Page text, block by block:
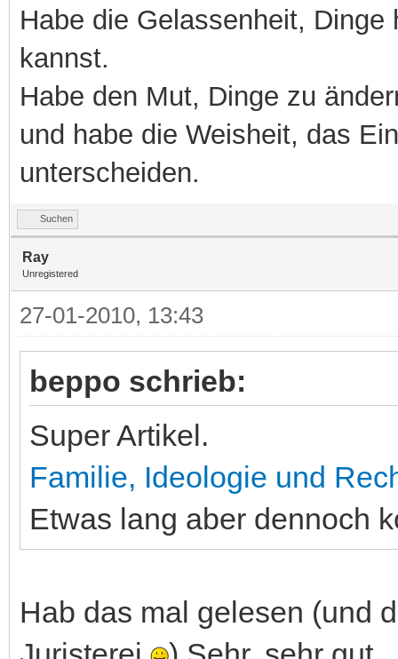
Habe die Gelassenheit,
kannst.
Habe den Mut, Dinge zu
und habe die Weisheit, das
unterscheiden.
Suchen
Ray
Unregistered
27-01-2010, 13:43
beppo schrieb:
Super Artikel.
Familie, Ideologie und
Etwas lang aber dennoch
Hab das mal gelesen (und